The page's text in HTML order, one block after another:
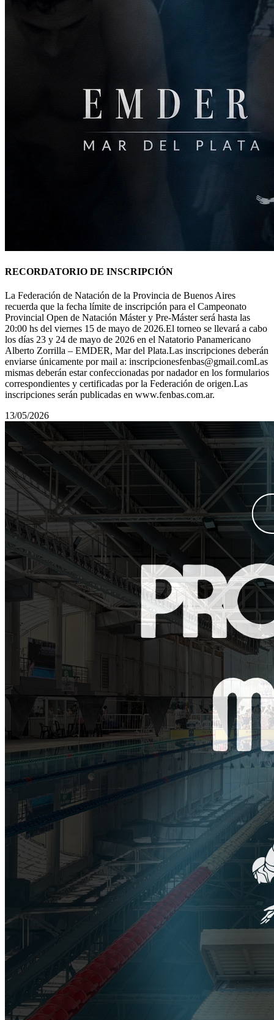
RECORDATORIO DE INSCRIPCIÓN
La Federación de Natación de la Provincia de Buenos Aires
recuerda que la fecha límite de inscripción para el Campeonato
Provincial Open de Natación Máster y Pre-Máster será hasta las
20:00 hs del viernes 15 de mayo de 2026.El torneo se llevará a cabo
los días 23 y 24 de mayo de 2026 en el Natatorio Panamericano
Alberto Zorrilla – EMDER, Mar del Plata.Las inscripciones deberán
enviarse únicamente por mail a: inscripcionesfenbas@gmail.comLas
mismas deberán estar confeccionadas por nadador en los formularios
correspondientes y certificadas por la Federación de origen.Las
inscripciones serán publicadas en www.fenbas.com.ar.
13/05/2026